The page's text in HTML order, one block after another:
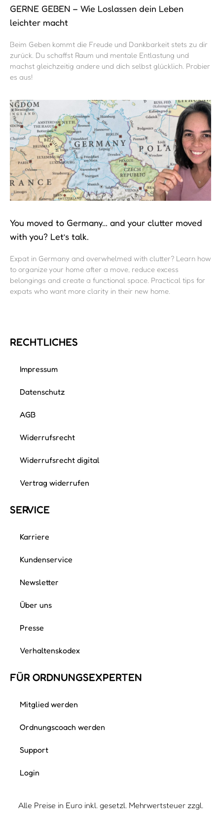
GERNE GEBEN – Wie Loslassen dein Leben
leichter macht
Beim Geben kommt die Freude und Dankbarkeit stets zu dir
zurück. Du schaffst Raum und mentale Entlastung und
machst gleichzeitig andere und dich selbst glücklich. Probier
es aus!
You moved to Germany… and your clutter moved
with you? Let’s talk.
Expat in Germany and overwhelmed with clutter? Learn how
to organize your home after a move, reduce excess
belongings and create a functional space. Practical tips for
expats who want more clarity in their new home.
RECHTLICHES
Impressum
Datenschutz
AGB
Widerrufsrecht
Widerrufsrecht digital
Vertrag widerrufen
SERVICE
Karriere
Kundenservice
Newsletter
Über uns
Presse
Verhaltenskodex
FÜR ORDNUNGS­EXPERTEN
Mitglied werden
Ordnungscoach werden
Support
Login
Alle Preise in Euro inkl. gesetzl. Mehrwertsteuer zzgl.